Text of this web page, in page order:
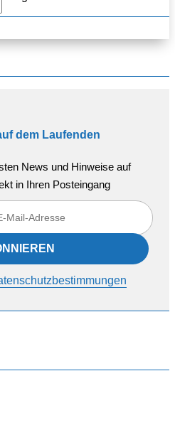
dem Laufenden
News und Hinweise auf
in Ihren Posteingang